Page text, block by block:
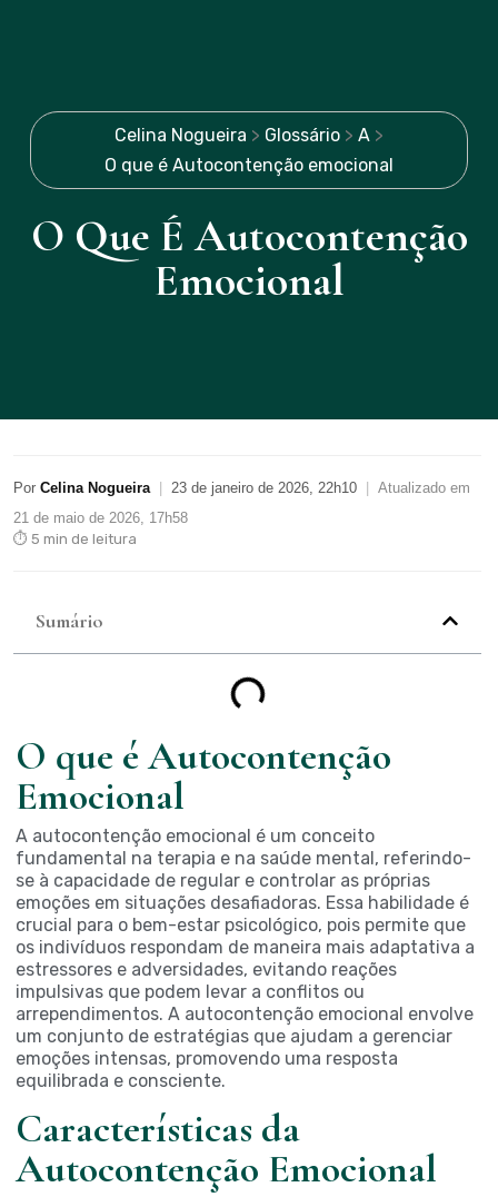
Celina Nogueira > Glossário > A >
O que é Autocontenção emocional
O Que É Autocontenção
Emocional
Por Celina Nogueira 23 de janeiro de 2026, 22h10
Atualizado em
21 de maio de 2026, 17h58
⏱ 5 min de leitura
Sumário
O que é Autocontenção
Emocional
A autocontenção emocional é um conceito
fundamental na terapia e na saúde mental, referindo-
se à capacidade de regular e controlar as próprias
emoções em situações desafiadoras. Essa habilidade é
crucial para o bem-estar psicológico, pois permite que
os indivíduos respondam de maneira mais adaptativa a
estressores e adversidades, evitando reações
impulsivas que podem levar a conflitos ou
arrependimentos. A autocontenção emocional envolve
um conjunto de estratégias que ajudam a gerenciar
emoções intensas, promovendo uma resposta
equilibrada e consciente.
Características da
Autocontenção Emocional